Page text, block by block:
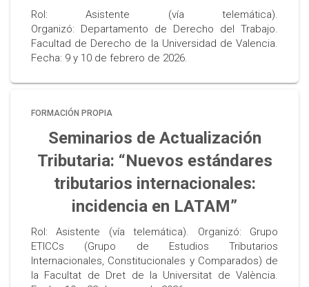
Rol: Asistente (vía telemática).
Organizó: Departamento de Derecho del Trabajo.
Facultad de Derecho de la Universidad de Valencia.
Fecha: 9 y 10 de febrero de 2026.
FORMACIÓN PROPIA
Seminarios de Actualización
Tributaria: “Nuevos estándares
tributarios internacionales:
incidencia en LATAM”
Rol: Asistente (vía telemática). Organizó: Grupo
ETICCs (Grupo de Estudios Tributarios
Internacionales, Constitucionales y Comparados) de
la Facultat de Dret de la Universitat de València.